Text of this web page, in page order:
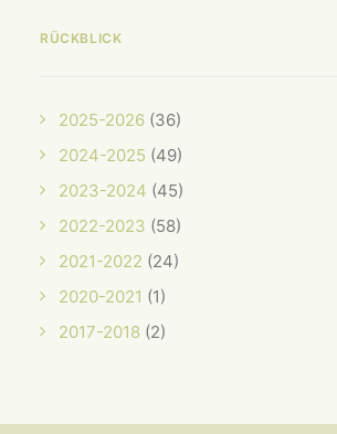
RÜCKBLICK
2025-2026 (36)
2024-2025 (49)
2023-2024 (45)
2022-2023 (58)
2021-2022 (24)
2020-2021 (1)
2017-2018 (2)